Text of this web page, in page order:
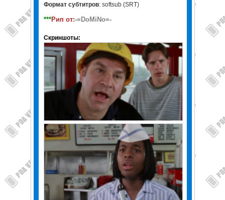
Формат субтитров: softsub (SRT)
***Рип от:-=DoMiNo=-
Скриншоты: